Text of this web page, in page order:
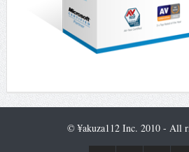
© ¥akuza112 Inc. 2010 - All